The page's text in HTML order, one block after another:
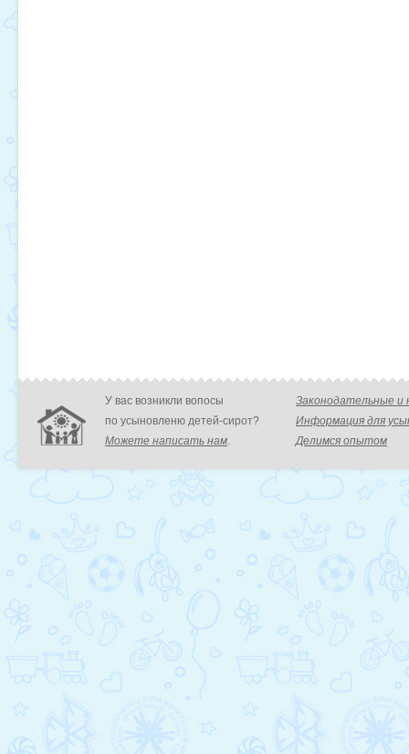
У вас возникли вопосы
по усыновленю детей-сирот?
Можете написать нам.
Законодательные
Информация для
Делимся опытом